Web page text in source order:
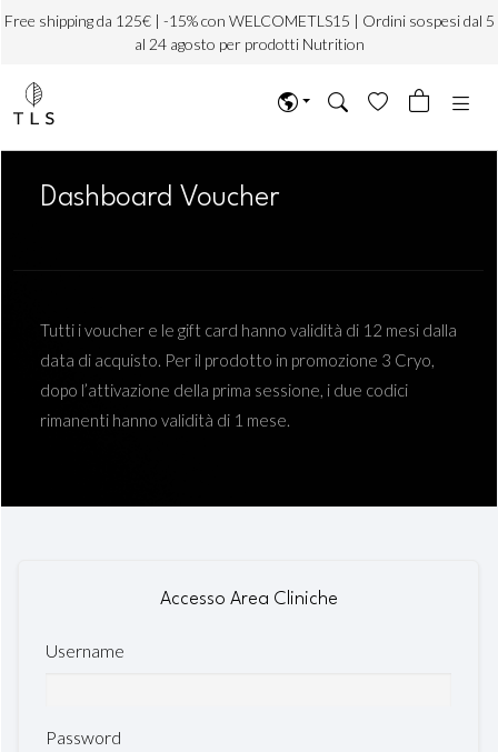
Free shipping da 125€ | -15% con WELCOMETLS15 | Ordini sospesi dal 5
al 24 agosto per prodotti Nutrition
Dashboard Voucher
Tutti i voucher e le gift card hanno validità di 12 mesi dalla
data di acquisto. Per il prodotto in promozione 3 Cryo,
dopo l’attivazione della prima sessione, i due codici
rimanenti hanno validità di 1 mese.
Accesso Area Cliniche
Username
Password